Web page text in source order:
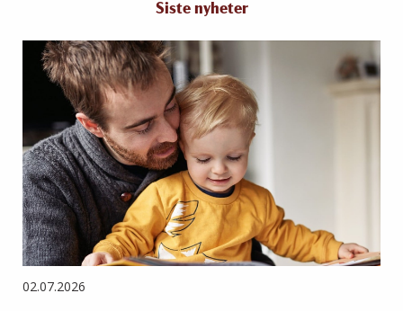
Siste nyheter
02.07.2026